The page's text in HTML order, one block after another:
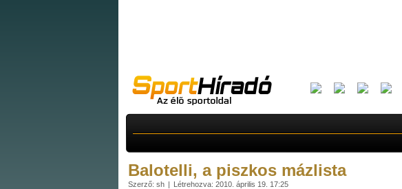
Balotelli, a piszkos mázlista
Szerző: sh Létrehozva: 2010. április 19. 17:25